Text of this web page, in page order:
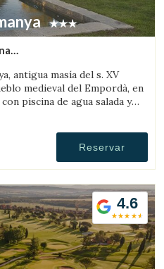
antigua masía del s. XV
medieval del Empordà, en
piscina de agua salada y
Reservar
4.6